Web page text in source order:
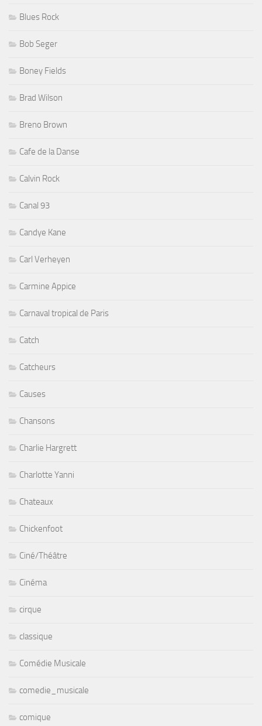
Blues Rock
Bob Seger
Boney Fields
Brad Wilson
Breno Brown
Cafe de la Danse
Calvin Rock
Canal 93
Candye Kane
Carl Verheyen
Carmine Appice
Carnaval tropical de Paris
Catch
Catcheurs
Causes
Chansons
Charlie Hargrett
Charlotte Yanni
Chateaux
Chickenfoot
Ciné/Théâtre
Cinéma
cirque
classique
Comédie Musicale
comedie_musicale
comique